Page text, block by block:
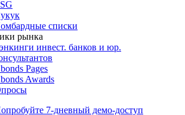
разделы
доходности
bid/ask
списки
рынка
инвест. банков и юр.
Pages